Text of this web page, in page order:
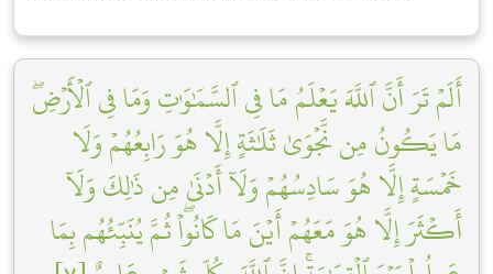
أَلَمۡ تَرَ أَنَّ ٱللَّهَ يَعۡلَمُ مَا فِي ٱلسَّمَٰوَٰتِ وَمَا فِي ٱلۡأَرۡضِۖ
مَا يَكُونُ مِن نَّجۡوَىٰ ثَلَٰثَةٍ إِلَّا هُوَ رَابِعُهُمۡ وَلَا
خَمۡسَةٍ إِلَّا هُوَ سَادِسُهُمۡ وَلَآ أَدۡنَىٰ مِن ذَٰلِكَ وَلَآ
أَكۡثَرَ إِلَّا هُوَ مَعَهُمۡ أَيۡنَ مَا كَانُواْۖ ثُمَّ يُنَبِّئُهُم بِمَا